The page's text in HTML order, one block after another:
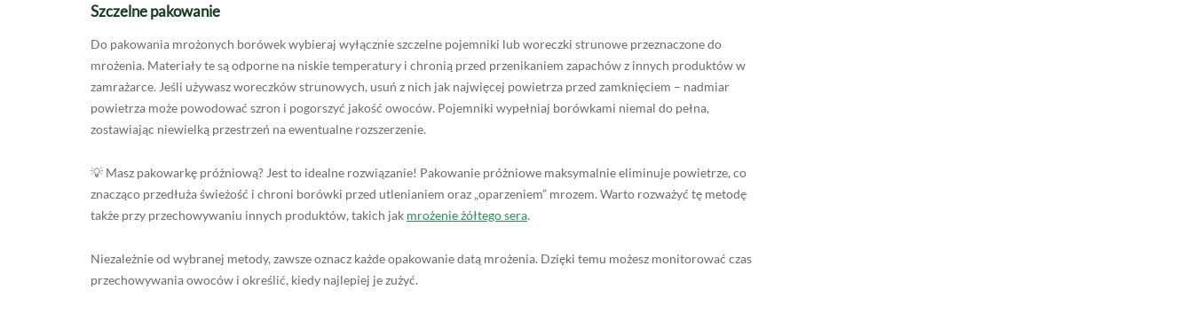
Szczelne pakowanie
Do pakowania mrożonych borówek wybieraj wyłącznie szczelne pojemniki lub woreczki strunowe przeznaczone do
mrożenia. Materiały te są odporne na niskie temperatury i chronią przed przenikaniem zapachów z innych produktów w
zamrażarce. Jeśli używasz woreczków strunowych, usuń z nich jak najwięcej powietrza przed zamknięciem – nadmiar
powietrza może powodować szron i pogorszyć jakość owoców. Pojemniki wypełniaj borówkami niemal do pełna,
zostawiając niewielką przestrzeń na ewentualne rozszerzenie.
💡 Masz pakowarkę próżniową? Jest to idealne rozwiązanie! Pakowanie próżniowe maksymalnie eliminuje powietrze, co
znacząco przedłuża świeżość i chroni borówki przed utlenianiem oraz „oparzeniem” mrozem. Warto rozważyć tę metodę
także przy przechowywaniu innych produktów, takich jak mrożenie żółtego sera.
Niezależnie od wybranej metody, zawsze oznacz każde opakowanie datą mrożenia. Dzięki temu możesz monitorować czas
przechowywania owoców i określić, kiedy najlepiej je zużyć.